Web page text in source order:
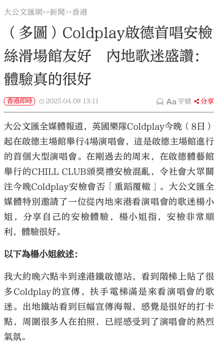
大公文匯網>>新聞>>香港
（多圖）Coldplay啟德首唱安檢
絲滑場館友好 內地歌迷盛讚：
體驗真的很好
香港即時 2025.04.08 13:11 字號 分享
大公文匯全媒體報道，英國樂隊Coldplay今晚（8日）
起在啟德主場館舉行4場演唱會，這是啟德主場館進行
的首個大型演唱會。在剛過去的周末，在啟德體藝館
舉行的CHILL CLUB頒獎禮安檢混亂，令社會大眾關
注今晚Coldplay安檢會否「重蹈覆轍」。大公文匯全
媒體特別邀請了一位從內地來港看演唱會的歌迷楊小
姐，分享自己的安檢體驗，楊小姐指，安檢非常順
利，體驗很好。
以下為楊小姐敘述：
我大約晚六點半到達港鐵啟德站，看到階梯上貼了很
多Coldplay的宣傳，扶手電梯滿是來看演唱會的歌
迷。出地鐵站看到巨幅宣傳海報，感覺是很好的打卡
點，周圍很多人在拍照，已經感受到了演唱會的熱烈
氣氛。